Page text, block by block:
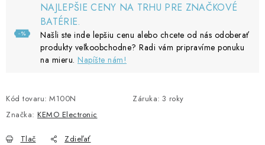
NAJLEPŠIE CENY NA TRHU PRE ZNAČKOVÉ
BATÉRIE.
Našli ste inde lepšiu cenu alebo chcete od nás odoberať
produkty veľkoobchodne? Radi vám pripravíme ponuku
na mieru. Napíšte nám!
Kód tovaru: M100N Záruka: 3 roky
Značka: KEMO Electronic
Tlač Zdieľať